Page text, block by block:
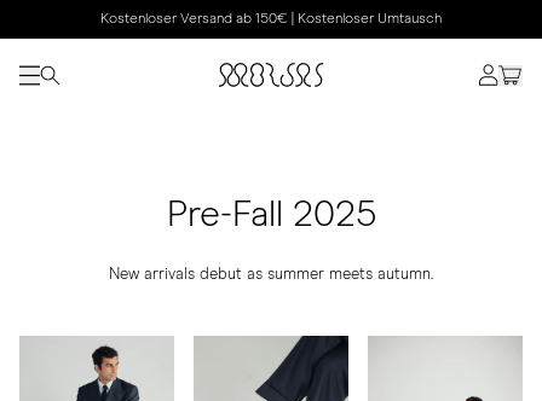
Kostenloser Versand ab 150€ | Kostenloser Umtausch
Pre-Fall 2025
New arrivals debut as summer meets autumn.